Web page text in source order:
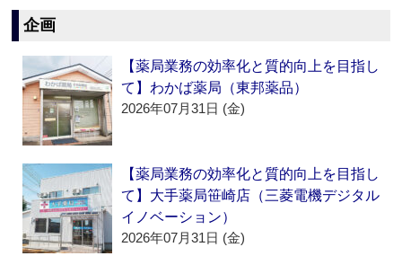
企画
【薬局業務の効率化と質的向上を目指し
て】わかば薬局（東邦薬品）
2026年07月31日 (金)
【薬局業務の効率化と質的向上を目指し
て】大手薬局笹崎店（三菱電機デジタル
イノベーション）
2026年07月31日 (金)